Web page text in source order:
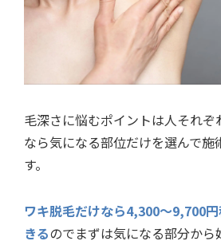
毛深さに悩むポイントは人それ
なら気になる部位だけを選んで施
す。
ワキ脱毛だけなら4,300〜9,700
きるのでまずは気になる部分か